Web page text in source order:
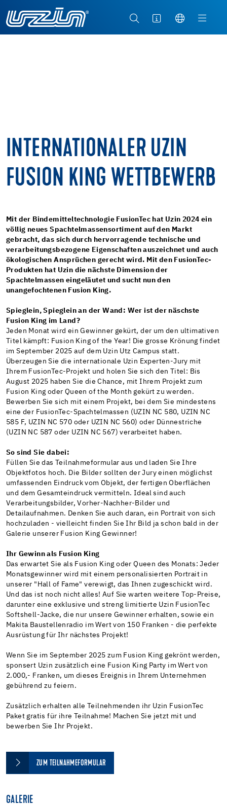
INTERNATIONALER UZIN
FUSION KING WETTBEWERB
Mit der Bindemitteltechnologie FusionTec hat Uzin 2024 ein
völlig neues Spachtelmassensortiment auf den Markt
gebracht, das sich durch hervorragende technische und
verarbeitungsbezogene Eigenschaften auszeichnet und auch
ökologischen Ansprüchen gerecht wird. Mit den FusionTec-
Produkten hat Uzin die nächste Dimension der
Spachtelmassen eingeläutet und sucht nun den
unangefochtenen Fusion King.
Spieglein, Spieglein an der Wand: Wer ist der näschste
Fusion King im Land?
Jeden Monat wird ein Gewinner gekürt, der um den ultimativen
Titel kämpft: Fusion King of the Year! Die grosse Krönung findet
im September 2025 auf dem Uzin Utz Campus statt.
Überzeugen Sie die internationale Uzin Experten-Jury mit
Ihrem FusionTec-Projekt und holen Sie sich den Titel: Bis
August 2025 haben Sie die Chance, mit Ihrem Projekt zum
Fusion King oder Queen of the Month gekürt zu werden.
Bewerben Sie sich mit einem Projekt, bei dem Sie mindestens
eine der FusionTec-Spachtelmassen (UZIN NC 580, UZIN NC
585 F, UZIN NC 570 oder UZIN NC 560) oder Dünnestriche
(UZIN NC 587 oder UZIN NC 567) verarbeitet haben.
So sind Sie dabei:
Füllen Sie das Teilnahmeformular aus und laden Sie Ihre
Objektfotos hoch. Die Bilder sollten der Jury einen möglichst
umfassenden Eindruck vom Objekt, der fertigen Oberflächen
und dem Gesamteindruck vermitteln. Ideal sind auch
Verarbeitungsbilder, Vorher-Nachher-Bilder und
Detailaufnahmen. Denken Sie auch daran, ein Portrait von sich
hochzuladen - vielleicht finden Sie Ihr Bild ja schon bald in der
Galerie unserer Fusion King Gewinner!
Ihr Gewinn als Fusion King
Das erwartet Sie als Fusion King oder Queen des Monats: Jeder
Monatsgewinner wird mit einem personalisierten Portrait in
unserer "Hall of Fame" verewigt, das Ihnen zugeschickt wird.
Und das ist noch nicht alles! Auf Sie warten weitere Top-Preise,
darunter eine exklusive und streng limitierte Uzin FusionTec
Softshell-Jacke, die nur unsere Gewinner erhalten, sowie ein
Makita Baustellenradio im Wert von 150 Franken - die perfekte
Ausrüstung für Ihr nächstes Projekt!
Wenn Sie im September 2025 zum Fusion King gekrönt werden,
sponsert Uzin zusätzlich eine Fusion King Party im Wert von
2.000,- Franken, um dieses Ereignis in Ihrem Unternehmen
gebührend zu feiern.
Zusätzlich erhalten alle Teilnehmenden ihr Uzin FusionTec
Paket gratis für ihre Teilnahme! Machen Sie jetzt mit und
bewerben Sie Ihr Projekt.
ZUM TEILNAHMEFORMULAR
GALERIE